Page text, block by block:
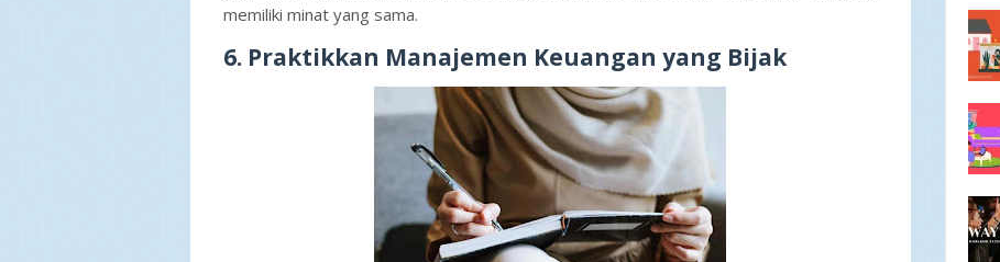
memiliki minat yang sama.
6. Praktikkan Manajemen Keuangan yang Bijak